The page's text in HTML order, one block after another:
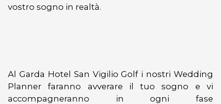
vostro sogno in realtà.
Al Garda Hotel San Vigilio Golf i nostri Wedding
Planner faranno avverare il tuo sogno e vi
accompagneranno in ogni fase